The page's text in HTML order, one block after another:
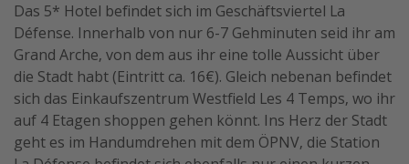
Das 5* Hotel befindet sich im Geschäftsviertel La
Défense. Innerhalb von nur 6-7 Gehminuten seid ihr am
Grand Arche, von dem aus ihr eine tolle Aussicht über
die Stadt habt (Eintritt ca. 16€). Gleich nebenan befindet
sich das Einkaufszentrum Westfield Les 4 Temps, wo ihr
auf 4 Etagen shoppen gehen könnt. Ins Herz der Stadt
geht es im Handumdrehen mit dem ÖPNV, die Station